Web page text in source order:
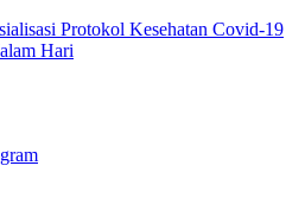
Protokol Kesehatan Covid-19
Hari